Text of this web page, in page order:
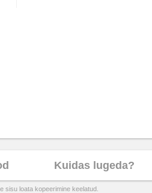
Kuidas lugeda?
sisu loata kopeerimine keelatud.